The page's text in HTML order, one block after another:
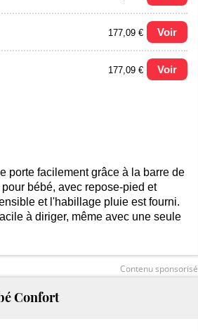
177,09 € Voir
177,09 € Voir
porte facilement grâce à la barre de
bébé, avec repose-pied et
et l'habillage pluie est fourni.
à diriger, même avec une seule
Contenu sponsorisé
Confort